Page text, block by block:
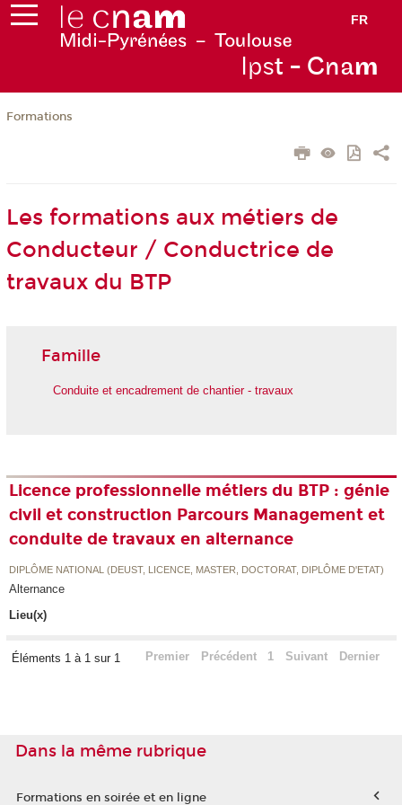
FR
Ipst - Cnam
Formations
Les formations aux métiers de
Conducteur / Conductrice de
travaux du BTP
Famille
Conduite et encadrement de chantier - travaux
Licence professionnelle métiers du BTP : génie
civil et construction Parcours Management et
conduite de travaux en alternance
DIPLÔME NATIONAL (DEUST, LICENCE, MASTER, DOCTORAT, DIPLÔME D'ETAT)
Alternance
Lieu(x)
Éléments 1 à 1 sur 1 Premier Précédent 1 Suivant Dernier
Dans la même rubrique
Formations en soirée et en ligne